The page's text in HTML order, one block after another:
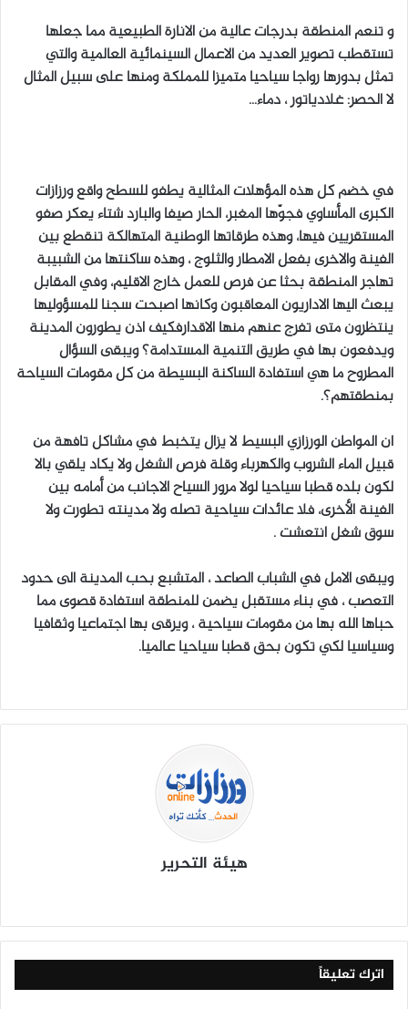
و تنعم المنطقة بدرجات عالية من الانارة الطبيعية مما جعلها
تستقطب تصوير العديد من الاعمال السينمائية العالمية والتي
تمثل بدورها رواجا سياحيا متميزا للمملكة ومنها على سبيل المثال
لا الحصر: غلادياتور ، دماء…
في خضم كل هذه المؤهلات المثالية يطفو للسطح واقع ورزازات
الكبرى المأساوي فجوّها المغبر، الحار صيفا والبارد شتاء يعكر صفو
المستقريين فيها، وهذه طرقاتها الوطنية المتهالكة تنقطع بين
الفينة والاخرى بفعل الامطار والثلوج ، وهذه ساكنتها من الشبيبة
تهاجر المنطقة بحثا عن فرص للعمل خارج الاقليم، وفي المقابل
يبعث اليها الاداريون المعاقبون وكانها اصبحت سجنا للمسؤوليها
ينتظرون متى تفرج عنهم منها الاقدارفكيف اذن يطورون المدينة
ويدفعون بها في طريق التنمية المستدامة؟ ويبقى السؤال
المطروح ما هي استفادة الساكنة البسيطة من كل مقومات السياحة
بمنطقتهم؟.
ان المواطن الورزازي البسيط لا يزال يتخبط في مشاكل تافهة من
قبيل الماء الشروب والكهرباء وقلة فرص الشغل ولا يكاد يلقي بالا
لكون بلده قطبا سياحيا لولا مرور السياح الاجانب من أمامه بين
الفينة الأخرى، فلا عائدات سياحية تصله ولا مدينته تطورت ولا
سوق شغل انتعشت .
ويبقى الامل في الشباب الصاعد ، المتشبع بحب المدينة الى حدود
التعصب ، في بناء مستقبل يضمن للمنطقة استفادة قصوى مما
حباها الله بها من مقومات سياحية ، ويرقى بها اجتماعيا وثقافيا
وسياسيا لكي تكون بحق قطبا سياحيا عالميا.
هيئة التحرير
الوي
ب
وك
م
k
اترك تعليقاً